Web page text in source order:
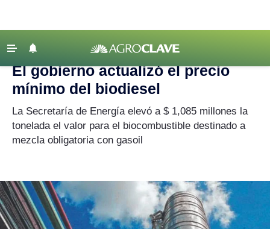
Agricultura
Lechería
Tecnología
Agenda
Regionales
Clima
‹ VOLVER
Agroclave Agronegocios | biodiesel
El gobierno actualizó el precio
mínimo del biodiesel
La Secretaría de Energía elevó a $ 1,085 millones la
tonelada el valor para el biocombustible destinado a
mezcla obligatoria con gasoil